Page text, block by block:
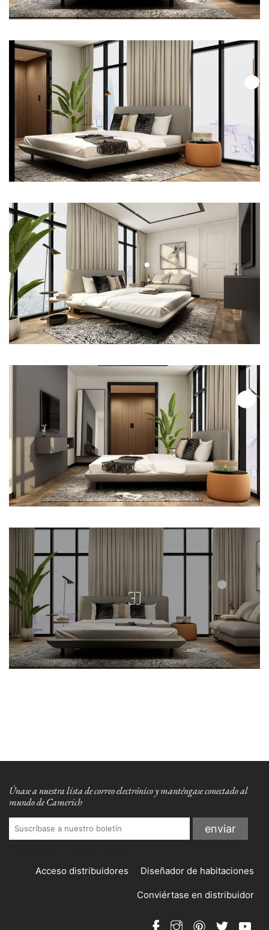
Únase a nuestra lista de correo electrónico y manténgase conectado al
mundo de Camerich
Acceso distribuidores Diseñador de habitaciones
Conviértase en distribuidor